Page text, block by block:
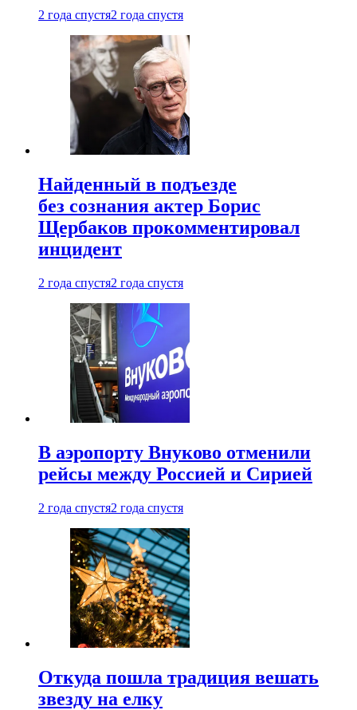
2 года спустя2 года спустя
Найденный в подъезде
без сознания актер Борис
Щербаков прокомментировал
инцидент
2 года спустя2 года спустя
В аэропорту Внуково отменили
рейсы между Россией и Сирией
2 года спустя2 года спустя
Откуда пошла традиция вешать
звезду на елку